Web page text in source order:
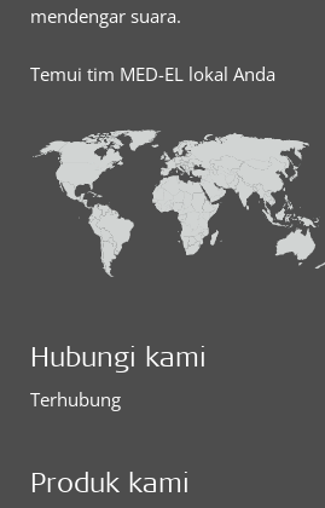
mendengar suara.
Temui tim MED-EL lokal Anda
Hubungi kami
Terhubung
Produk kami